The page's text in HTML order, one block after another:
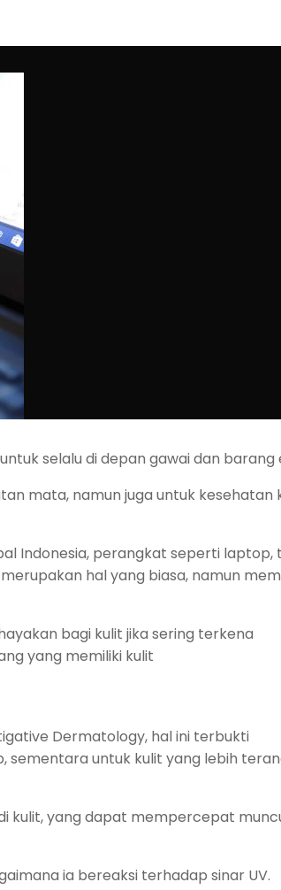
selalu di depan gawai dan barang
mata, namun juga untuk kesehatan
Indonesia, perangkat seperti laptop,
hal yang biasa, namun
bagi kulit jika sering terkena
yang memiliki kulit
Dermatology, hal ini terbukti
sementara untuk kulit yang lebih
kulit, yang dapat mempercepat
ia bereaksi terhadap sinar UV.